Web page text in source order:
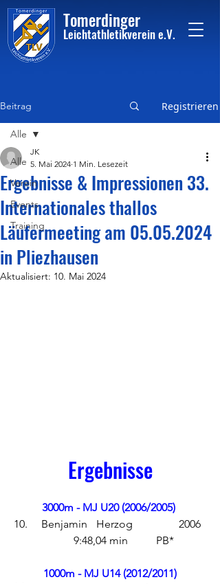
Tomerdinger
Leichtathletikvereine.V.
Beitrag Registrieren
Alle
Verein
Events
Training
Alle
Ergebnisse & Impressionen 33.
Internationales thallos
Läufermeeting am 05.05.2024
in Pliezhausen
JK
5. Mai 2024 1 Min. Lesezeit
Aktualisiert: 10. Mai 2024
Ergebnisse
3000m - MJ U20 (2006/2005)
10.	Benjamin	Herzog		2006
	9:48,04 min	PB*
1000m - MJ U14 (2012/2011)